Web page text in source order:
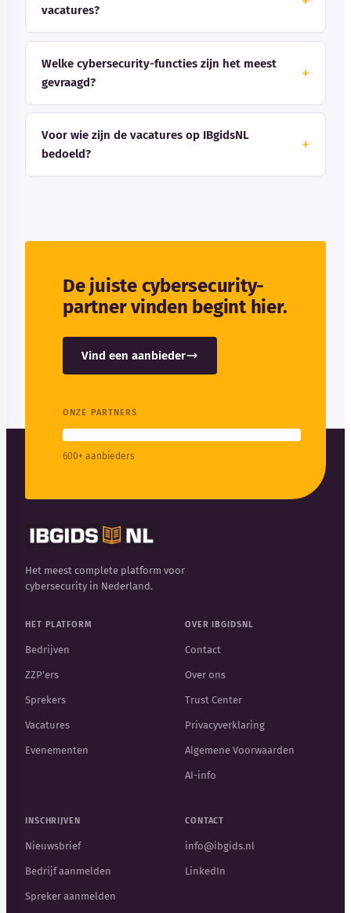
vacatures?
Welke cybersecurity-functies zijn het meest
gevraagd?
Voor wie zijn de vacatures op IBgidsNL
bedoeld?
De juiste cybersecurity-
partner vinden begint hier.
Vind een aanbieder
ONZE PARTNERS
600+ aanbieders
Het meest complete platform voor
cybersecurity in Nederland.
HET PLATFORM
Bedrijven
ZZP'ers
Sprekers
Vacatures
Evenementen
OVER IBGIDSNL
Contact
Over ons
Trust Center
Privacyverklaring
Algemene Voorwaarden
AI-info
INSCHRIJVEN
Nieuwsbrief
Bedrijf aanmelden
Spreker aanmelden
CONTACT
info@ibgids.nl
LinkedIn